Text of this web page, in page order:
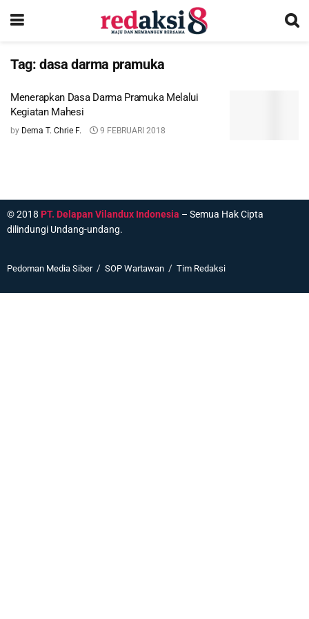
Tag: dasa darma pramuka
Menerapkan Dasa Darma Pramuka Melalui
Kegiatan Mahesi
by Dema T. Chrie F. 9 FEBRUARI 2018
© 2018 PT. Delapan Vilandux Indonesia – Semua Hak Cipta
dilindungi Undang-undang.
Pedoman Media Siber SOP Wartawan Tim Redaksi